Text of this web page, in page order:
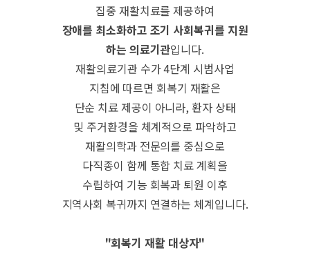
집중 재활치료를 제공하여
장애를 최소화하고 조기 사회복귀를 지원
하는 의료기관입니다.
재활의료기관 수가 4단계 시범사업
지침에 따르면 회복기 재활은
단순 치료 제공이 아니라, 환자 상태
및 주거환경을 체계적으로 파악하고
재활의학과 전문의를 중심으로
다직종이 함께 통합 치료 계획을
수립하여 기능 회복과 퇴원 이후
지역사회 복귀까지 연결하는 체계입니다.
"회복기 재활 대상자"